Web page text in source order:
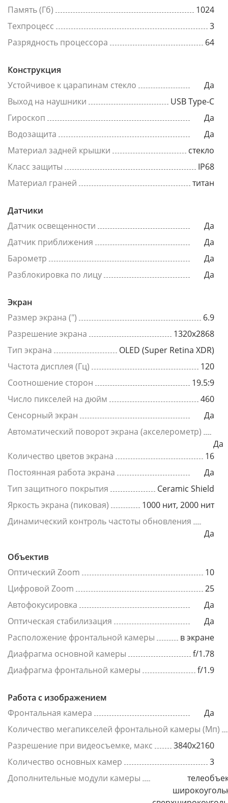
Память (Гб)
1024
Техпроцесс
3
Разрядность процессора
64
Конструкция
Устойчивое к царапинам стекло
Да
Выход на наушники
USB Type-C
Гироскоп
Да
Водозащита
Да
Материал задней крышки
стекло
Класс защиты
IP68
Материал граней
титан
Датчики
Датчик освещенности
Да
Датчик приближения
Да
Барометр
Да
Разблокировка по лицу
Да
Экран
Размер экрана (")
6.9
Разрешение экрана
1320x2868
Тип экрана
OLED (Super Retina XDR)
Частота дисплея (Гц)
120
Соотношение сторон
19.5:9
Число пикселей на дюйм
460
Сенсорный экран
Да
Автоматический поворот экрана (акселерометр)
Да
Количество цветов экрана
16
Постоянная работа экрана
Да
Тип защитного покрытия
Ceramic Shield
Яркость экрана (пиковая)
1000 нит, 2000 нит
Динамический контроль частоты обновления
Да
Объектив
Оптический Zoom
10
Цифровой Zoom
25
Автофокусировка
Да
Оптическая стабилизация
Да
Расположение фронтальной камеры
в экране
Диафрагма основной камеры
f/1.78
Диафрагма фронтальной камеры
f/1.9
Работа с изображением
Фронтальная камера
Да
Количество мегапикселей фронтальной камеры (Мп)
Разрешение при видеосъемке, макс
3840x2160
Количество основных камер
3
Дополнительные модули камеры